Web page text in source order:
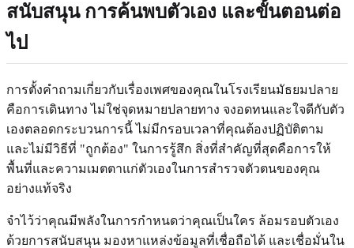
สนับสนุน การค้นพบตัวเอง และขั้นตอนต่อ
ไป
การตั้งคำถามเกี่ยวกับเรื่องเพศของคุณในโรงเรียนมัธยมปลาย
คือการเดินทาง ไม่ใช่จุดหมายปลายทาง จงอดทนและใจดีกับตัว
เองตลอดกระบวนการนี้ ไม่มีกรอบเวลาที่คุณต้องปฏิบัติตาม
และไม่มีวิธีที่ "ถูกต้อง" ในการรู้สึก สิ่งที่สำคัญที่สุดคือการให้
พื้นที่และความเมตตาแก่ตัวเองในการสำรวจตัวตนของคุณ
อย่างแท้จริง
จำไว้ว่าคุณมีพลังในการกำหนดว่าคุณเป็นใคร ล้อมรอบตัวเอง
ด้วยการสนับสนุน มองหาแหล่งข้อมูลที่เชื่อถือได้ และเชื่อมั่นใน